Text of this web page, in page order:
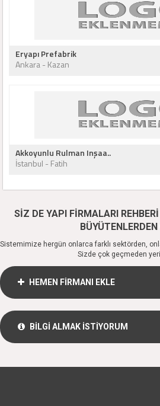
Eryapı Prefabrik
Ankara - Kazan
Akkoyunlu Rulman Inşaa..
İstanbul - Fatih
SİZ DE YAPI FİRMALARI
Sistemimize hergün onlarca farklı sektörden,
Sizde çok geçmeden
HEMEN FİRMANI EKLE
BİLGİ ALMAK İSTİYORUM